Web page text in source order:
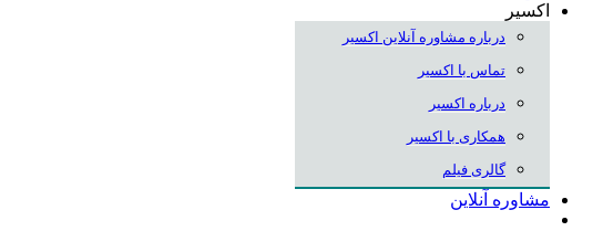
اکسیر
درباره مشاوره آنلاین اکسیر
تماس با اکسیر
درباره اکسیر
همکاری با اکسیر
گالری فیلم
مشاوره آنلاین